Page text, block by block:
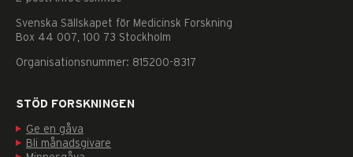
Svenska Sällskapet för Medicinsk Forskning
Box 44 007, 100 73 Stockholm
Organisationsnummer: 815200-8317
STÖD FORSKNINGEN
Ge en gåva
Bli månadsgivare
Nödvändiga